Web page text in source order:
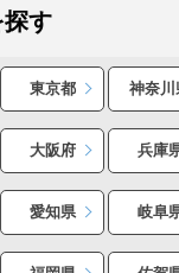
す
東京都 神奈川
大阪府 兵庫
愛知県 岐阜